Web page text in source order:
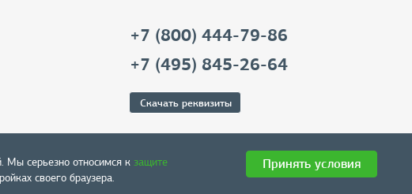
+7 (800) 444-79-86
+7 (495) 845-26-64
Скачать реквизиты
Мы серьезно относимся к защите
своего браузера.
Принять условия